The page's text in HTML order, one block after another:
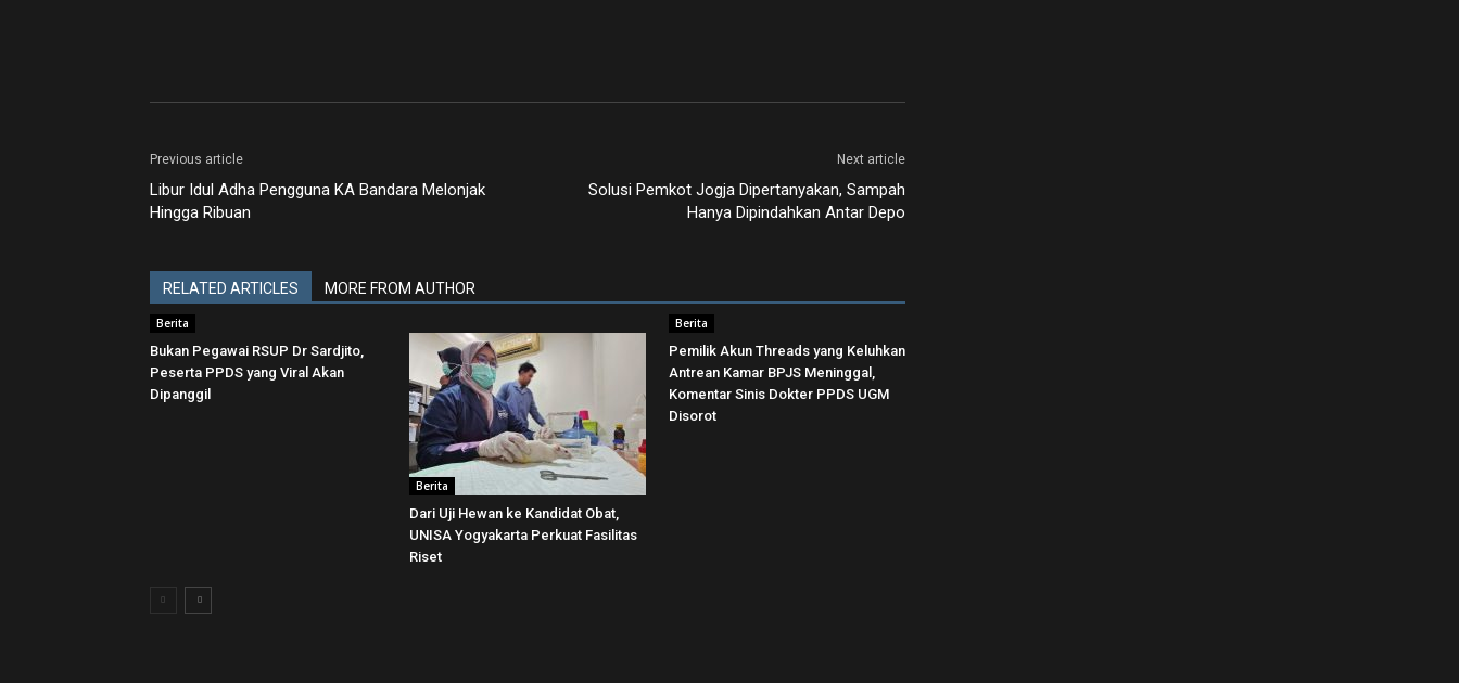
Previous article
Libur Idul Adha Pengguna KA Bandara Melonjak
Hingga Ribuan
Next article
Solusi Pemkot Jogja Dipertanyakan, Sampah
Hanya Dipindahkan Antar Depo
RELATED ARTICLES MORE FROM AUTHOR
Berita
Bukan Pegawai RSUP Dr Sardjito,
Peserta PPDS yang Viral Akan
Dipanggil
Berita
Dari Uji Hewan ke Kandidat Obat,
UNISA Yogyakarta Perkuat Fasilitas
Riset
Berita
Pemilik Akun Threads yang Keluhkan
Antrean Kamar BPJS Meninggal,
Komentar Sinis Dokter PPDS UGM
Disorot